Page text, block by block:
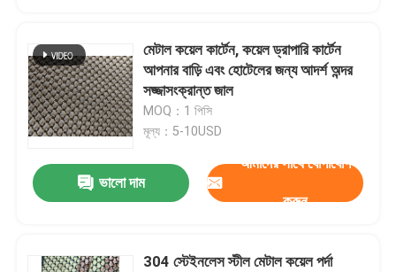
ফিল্টার স্ক্রিন মেশ
ঝালাই ইস্পাত ঝাঁঝরি
গ্যাবিয়ন ঝুড়ি
মেটাল কয়েল কার্টেন, কয়েল ড্রাপারি কার্টেন
আপনার বাড়ি এবং হোটেলের জন্য আদর্শ অন্দর
সজ্জাসংক্রান্ত জাল
MOQ：1 পিসি
মূল্য：5-10USD
ভালো দাম
আমাদের সাথে যোগাযোগ
করুন
304 স্টেইনলেস স্টীল মেটাল কয়েল পর্দা